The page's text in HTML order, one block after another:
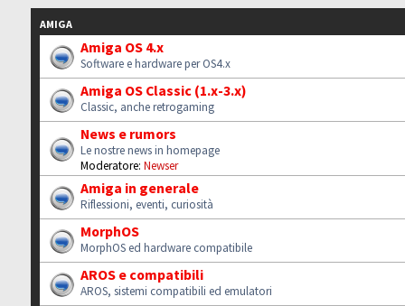
AMIGA
Amiga OS 4.x
Software e hardware per OS4.x
Amiga OS Classic (1.x-3.x)
Classic, anche retrogaming
News e rumors
Le nostre news in homepage
Moderatore: Newser
Amiga in generale
Riflessioni, eventi, curiosità
MorphOS
MorphOS ed hardware compatibile
AROS e compatibili
AROS, sistemi compatibili ed emulatori